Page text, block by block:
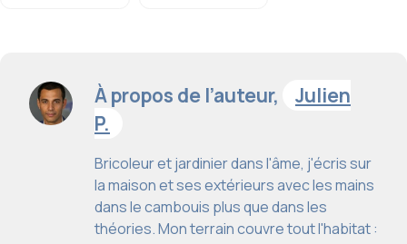
À propos de l’auteur,
Julien
P.
Bricoleur et jardinier dans l'âme, j'écris sur
la maison et ses extérieurs avec les mains
dans le cambouis plus que dans les
théories. Mon terrain couvre tout l'habitat :